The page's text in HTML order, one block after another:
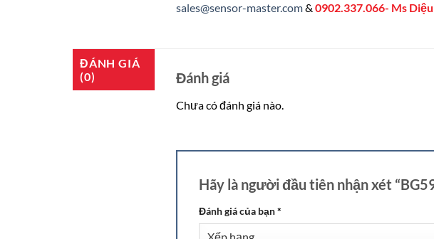
sales@sensor-master.com& 0902.337.066- Ms Diệu
ĐÁNH GIÁ
(0)
Đánh giá
Chưa có đánh giá nào.
Hãy là người đầu tiên nhận xét
Đánh giá của bạn*